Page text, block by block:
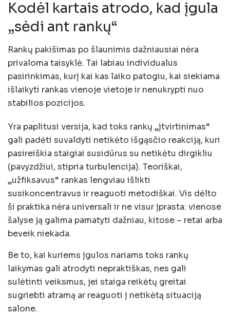
Kodėl kartais atrodo, kad įgula
„sėdi ant rankų“
Rankų pakišimas po šlaunimis dažniausiai nėra
privaloma taisyklė. Tai labiau individualus
pasirinkimas, kurį kai kas laiko patogiu, kai siekiama
išlaikyti rankas vienoje vietoje ir nenukrypti nuo
stabilios pozicijos.
Yra paplitusi versija, kad toks rankų „įtvirtinimas“
gali padėti suvaldyti netikėto išgąsčio reakciją, kuri
pasireiškia staigiai susidūrus su netikėtu dirgikliu
(pavyzdžiui, stipria turbulencija). Teoriškai,
„užfiksavus“ rankas lengviau išlikti
susikoncentravus ir reaguoti metodiškai. Vis dėlto
ši praktika nėra universali ir ne visur įprasta: vienose
šalyse ją galima pamatyti dažniau, kitose – retai arba
beveik niekada.
Be to, kai kuriems įgulos nariams toks rankų
laikymas gali atrodyti nepraktiškas, nes gali
sulėtinti veiksmus, jei staiga reikėtų greitai
sugriebti atramą ar reaguoti į netikėtą situaciją
salone.